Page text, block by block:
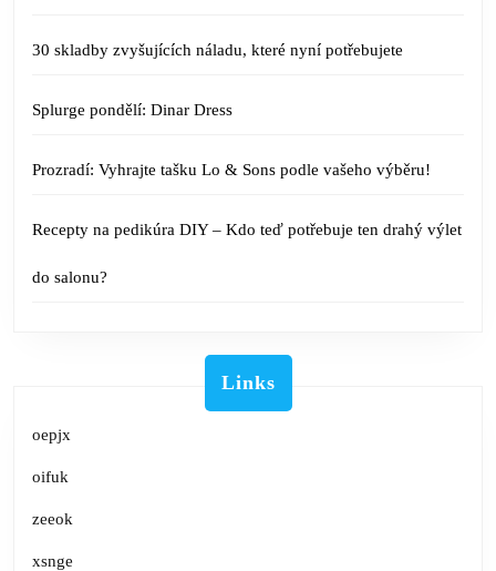
30 skladby zvyšujících náladu, které nyní potřebujete
Splurge pondělí: Dinar Dress
Prozradí: Vyhrajte tašku Lo & Sons podle vašeho výběru!
Recepty na pedikúra DIY – Kdo teď potřebuje ten drahý výlet
do salonu?
Links
oepjx
oifuk
zeeok
xsnge